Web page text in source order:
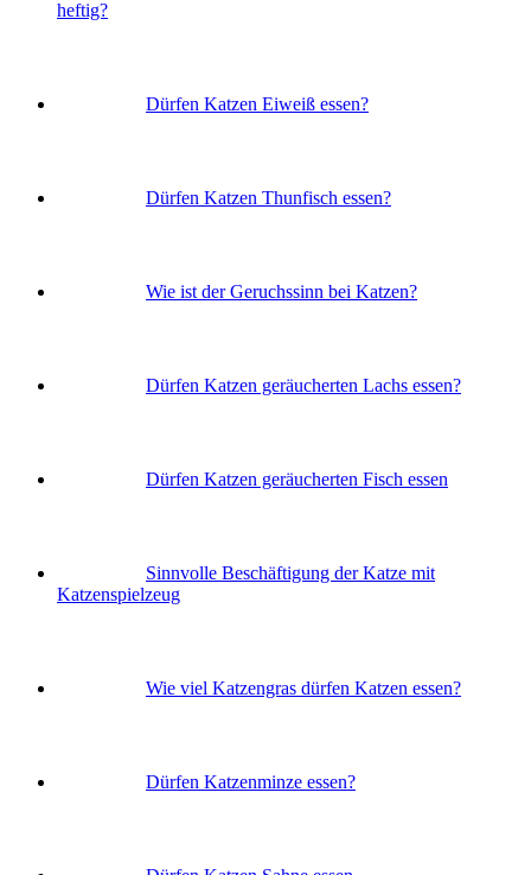
heftig?
Dürfen Katzen Eiweiß essen?
Dürfen Katzen Thunfisch essen?
Wie ist der Geruchssinn bei Katzen?
Dürfen Katzen geräucherten Lachs essen?
Dürfen Katzen geräucherten Fisch essen
Sinnvolle Beschäftigung der Katze mit
Katzenspielzeug
Wie viel Katzengras dürfen Katzen essen?
Dürfen Katzenminze essen?